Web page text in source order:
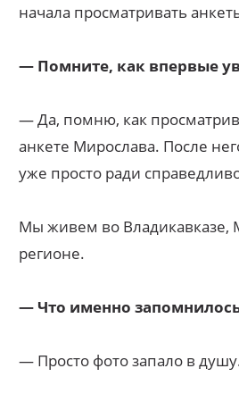
начала просматривать
— Помните, как впервые
— Да, помню, как
анкете Мирослава. После
уже просто ради
Мы живем во Владикавказе,
регионе.
— Что именно
— Просто фото запало в